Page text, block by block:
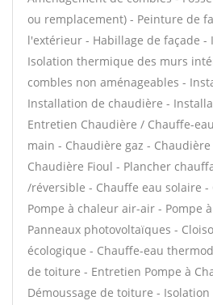
ou remplacement) - Peinture de
l'extérieur - Habillage de façade
Isolation thermique des murs
combles non aménageables -
Installation de chaudière -
Entretien Chaudière / Chauffe-
main - Chaudière gaz -
Chaudière Fioul - Plancher
/réversible - Chauffe eau solaire -
Pompe à chaleur air-air - Pompe
Panneaux photovoltaïques -
écologique - Chauffe-eau
de toiture - Entretien Pompe à
Démoussage de toiture -